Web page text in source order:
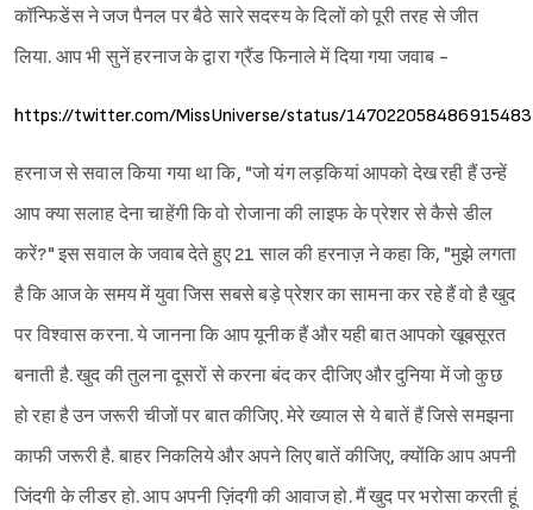
कॉन्फिडेंस ने जज पैनल पर बैठे सारे सदस्य के दिलों को पूरी तरह से जीत
लिया. आप भी सुनें हरनाज के द्वारा ग्रैंड फिनाले में दिया गया जवाब -
https://twitter.com/MissUniverse/status/
हरनाज से सवाल किया गया था कि, "जो यंग लड़कियां आपको देख रही हैं उन्हें
आप क्या सलाह देना चाहेंगी कि वो रोजाना की लाइफ के प्रेशर से कैसे डील
करें?" इस सवाल के जवाब देते हुए 21 साल की हरनाज़ ने कहा कि, "मुझे लगता
है कि आज के समय में युवा जिस सबसे बड़े प्रेशर का सामना कर रहे हैं वो है खुद
पर विश्वास करना. ये जानना कि आप यूनीक हैं और यही बात आपको खूबसूरत
बनाती है. खुद की तुलना दूसरों से करना बंद कर दीजिए और दुनिया में जो कुछ
हो रहा है उन जरूरी चीजों पर बात कीजिए. मेरे ख्याल से ये बातें हैं जिसे समझना
काफी जरूरी है. बाहर निकलिये और अपने लिए बातें कीजिए, क्योंकि आप अपनी
जिंदगी के लीडर हो. आप अपनी ज़िंदगी की आवाज हो. मैं खुद पर भरोसा करती हूं